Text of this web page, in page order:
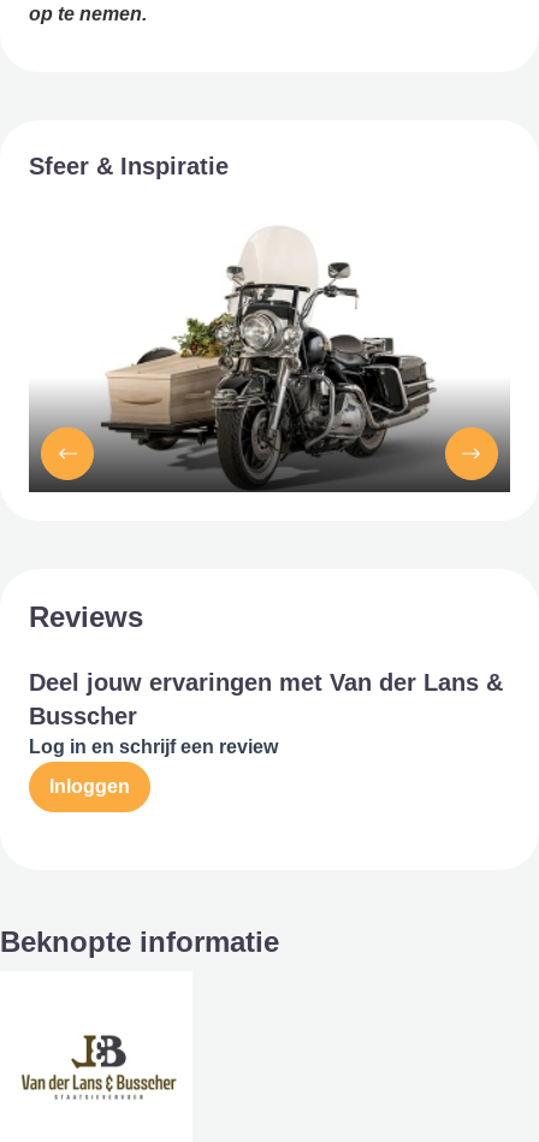
op te nemen.
Sfeer & Inspiratie
Reviews
Deel jouw ervaringen met Van der Lans &
Busscher
Log in en schrijf een review
Inloggen
Beknopte informatie